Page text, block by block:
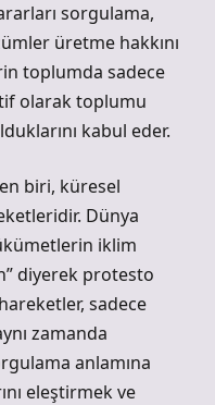
sorgulama,
üretme hakkını
toplumda sadece
olarak toplumu
kabul eder.
biri, küresel
Dünya
iklim
diyerek protesto
sadece
zamanda
anlamına
eleştirmek ve